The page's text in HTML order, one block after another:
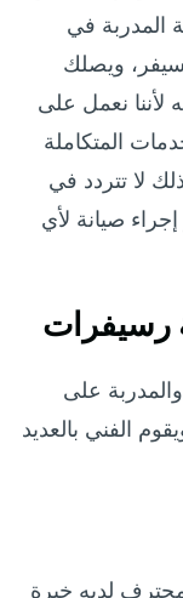
المدربة في
ويصلك
نعمل على
المتكاملة
لا تتردد في
صيانة لأي
رسيفرات
على
الفني بالعديد
لديه خبرة